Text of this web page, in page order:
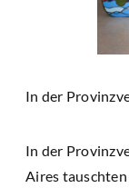
In der
In der
Aires